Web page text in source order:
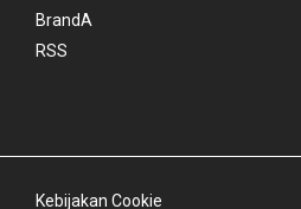
BrandA
RSS
Kebijakan Cookie